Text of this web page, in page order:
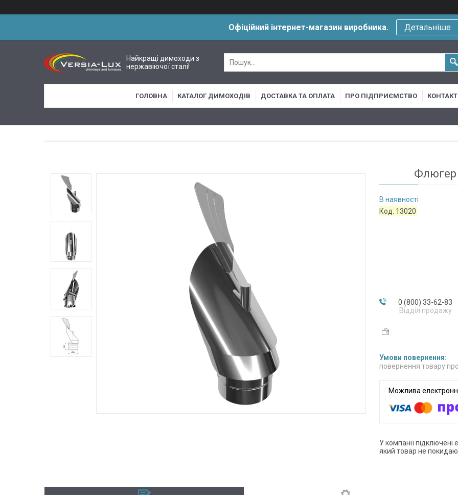
Офіційний інтернет-магазин виробника. Детальніше
Найкращі димоходи з
нержавіючої сталі!
ГОЛОВНА КАТАЛОГ ДИМОХОДІВ ДОСТАВКА ТА ОПЛАТА ПРО ПІДПРИЄМСТВО
Флюгер
В наявності
Код: 13020
0 (800) 33-62-83
Відділ продажу
повернення товару
У компанії
який товар не